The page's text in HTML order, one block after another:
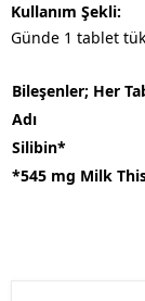
Kullanım Şekli:
Günde 1 tablet
Bileşenler; Her
Adı
Silibin*
*545 mg Milk